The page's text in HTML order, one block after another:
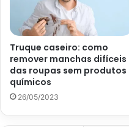
Como limpar máquina de
Truque caseiro: como
remover manchas difíceis
das roupas sem produtos
químicos
26/05/2023